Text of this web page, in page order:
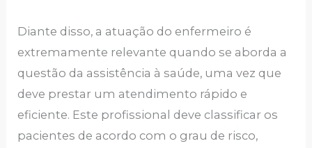
Diante disso, a atuação do enfermeiro é
extremamente relevante quando se aborda a
questão da assistência à saúde, uma vez que
deve prestar um atendimento rápido e
eficiente. Este profissional deve classificar os
pacientes de acordo com o grau de risco,